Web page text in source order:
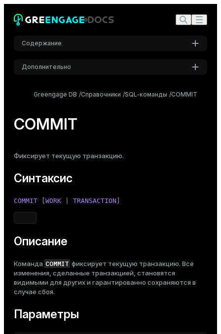
Содержание
Синтаксис
Примечания
Совместимость
См. также
Дополнительно
Roboto Mono
Средний
Темная
Greengage DB Справочники SQL-команды COMMIT
COMMIT
Фиксирует текущую транзакцию.
Синтаксис
COMMIT WORK TRANSACTION
Описание
Команда COMMIT фиксирует текущую транзакцию. Все
изменения, сделанные транзакцией, становятся
видимыми для других и гарантированно сохраняются в
случае сбоя.
Параметры